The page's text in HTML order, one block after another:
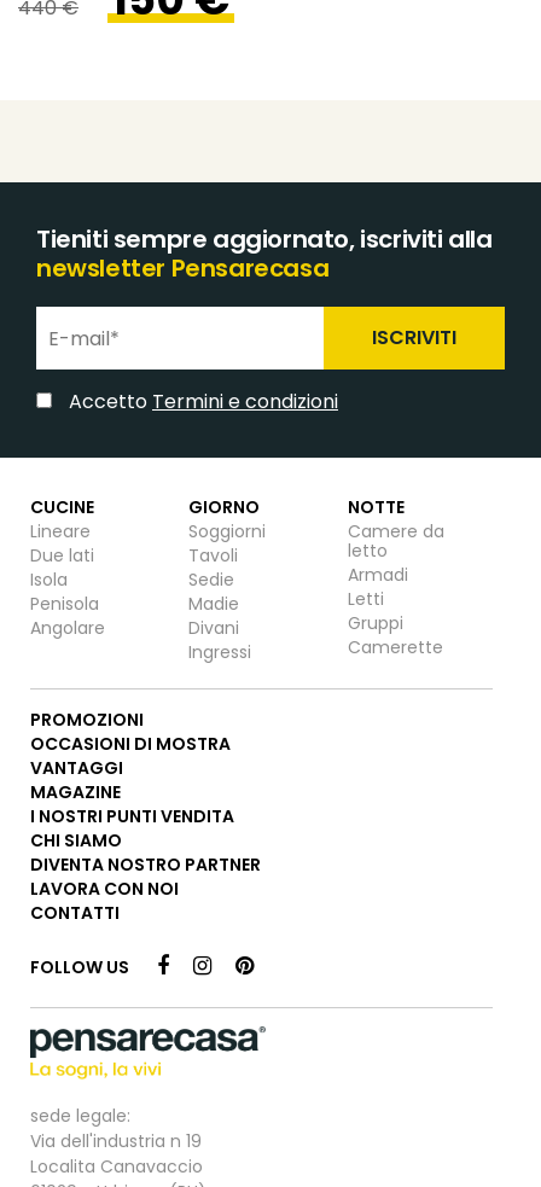
440 €
Tieniti sempre aggiornato, iscriviti alla
newsletter Pensarecasa
ISCRIVITI
Accetto Termini e condizioni
CUCINE
Lineare
Due lati
Isola
Penisola
Angolare
GIORNO
Soggiorni
Tavoli
Sedie
Madie
Divani
Ingressi
NOTTE
Camere da
letto
Armadi
Letti
Gruppi
Camerette
PROMOZIONI
OCCASIONI DI MOSTRA
VANTAGGI
MAGAZINE
I NOSTRI PUNTI VENDITA
CHI SIAMO
DIVENTA NOSTRO PARTNER
LAVORA CON NOI
CONTATTI
FOLLOW US
sede legale:
Via dell'industria n 19
Localita Canavaccio